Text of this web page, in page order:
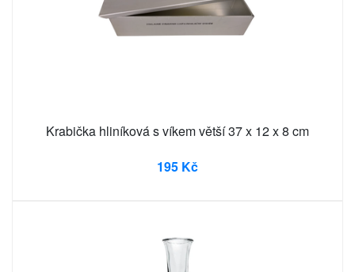
Krabička hliníková s víkem větší 37 x 12 x 8 cm
195 Kč